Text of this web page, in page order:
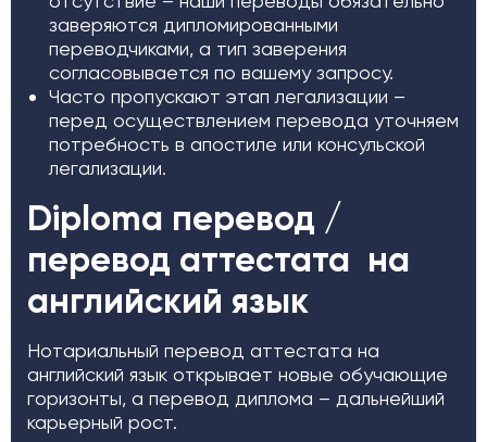
заверяются дипломированными
переводчиками, а тип заверения
согласовывается по вашему запросу.
Часто пропускают этап легализации –
перед осуществлением перевода уточняем
потребность в апостиле или консульской
легализации.
Diploma перевод /
перевод аттестата на
английский язык
Нотариальный перевод аттестата на
английский язык открывает новые обучающие
горизонты, а перевод диплома – дальнейший
карьерный рост.